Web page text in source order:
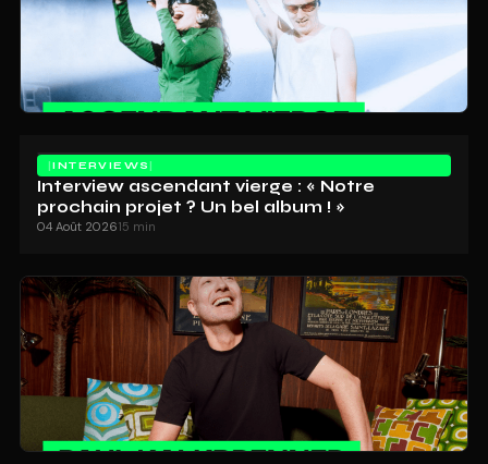
INTERVIEWS
Interview ascendant vierge : « Notre
prochain projet ? Un bel album ! »
04 Août 202615 min